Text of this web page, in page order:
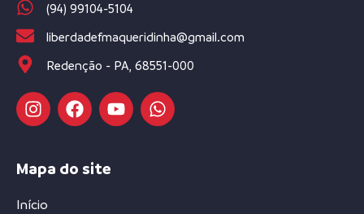
(94) 99104-5104
liberdadefmaqueridinha@gmail.com
Redenção - PA, 68551-000
Mapa do site
Início